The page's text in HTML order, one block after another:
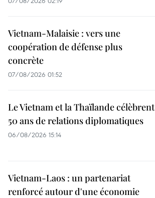
Vietnam-Malaisie : vers une
coopération de défense plus
concrète
07/08/2026 01:52
Le Vietnam et la Thaïlande célèbrent
50 ans de relations diplomatiques
06/08/2026 15:14
Vietnam-Laos : un partenariat
renforcé autour d'une économie